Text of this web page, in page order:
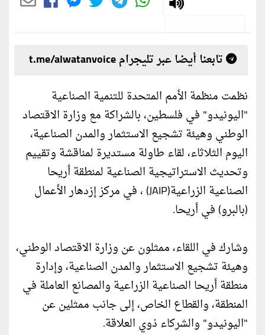
تابعنا أيضا عبر تليجرام t.me/alwatanvoice
نظمت منظمة الأمم المتحدة للتنمية الصناعية
"اليونيدو" في فلسطين، بالشراكة مع وزارة الاقتصاد
الوطني وهيئة تشجيع الاستثمار والمدن الصناعية،
اليوم الثلاثاء، لقاء طاولة مستديرة لمناقشة وتقييم
وتحديث الاستراتيجية الصناعية لمنطقة أريحا
الصناعية الزراعية(JAIP) ، في مركز إزدهار الأعمال
(بالبرو) في أريحا.
وشارك في اللقاء، ممثلون عن وزارة الاقتصاد الوطني،
وهيئة تشجيع الاستثمار والمدن الصناعية، وإدارة
منطقة أريحا الصناعية الزراعية والمصانع العاملة في
المنطقة، والقطاع الخاص، إلى جانب ممثلين عن
"اليونيدو" والشركاء ذوي العلاقة.